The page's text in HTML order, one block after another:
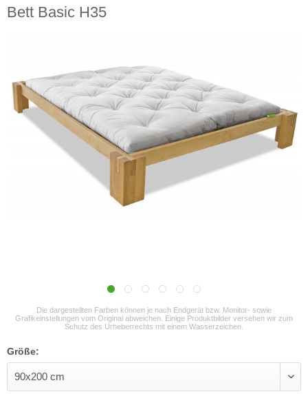
Bett Basic H35
Die dargestellten Farben können je nach Endgerät bzw. Monitor- sowie
Grafikeinstellungen vom Original abweichen. Einige Produktbilder versehen wir zum
Schutz des Urheberrechts mit einem Wasserzeichen.
Größe: